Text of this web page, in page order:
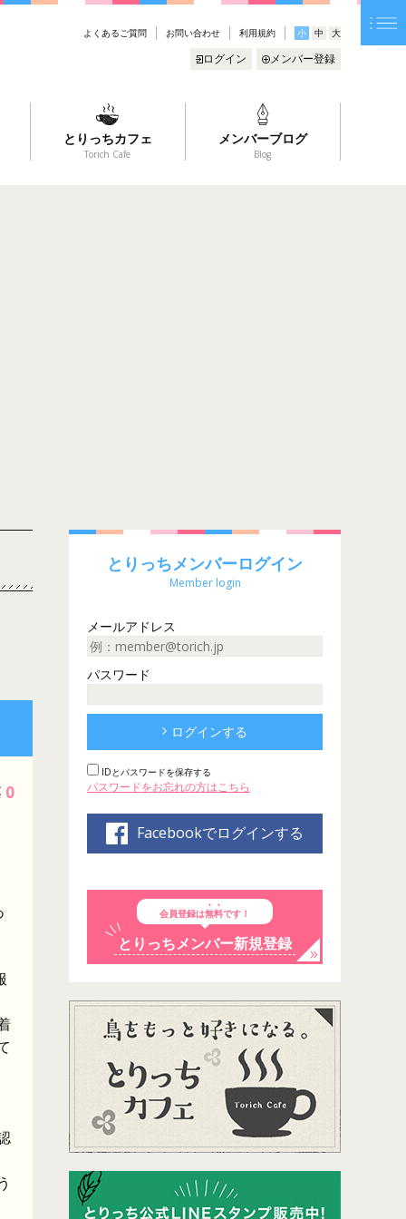
よくあるご質問 お問い合わせ 利用規約 小 中 大
ログイン メンバー登録
とりっちカフェ
Torich Cafe
メンバーブログ
Blog
0
とりっちメンバーログイン
Member login
メールアドレス
パスワード
ログインする
IDとパスワードを保存する
パスワードをお忘れの方はこちら
Facebookでログインする
会員登録は無料です！
とりっちメンバー新規登録